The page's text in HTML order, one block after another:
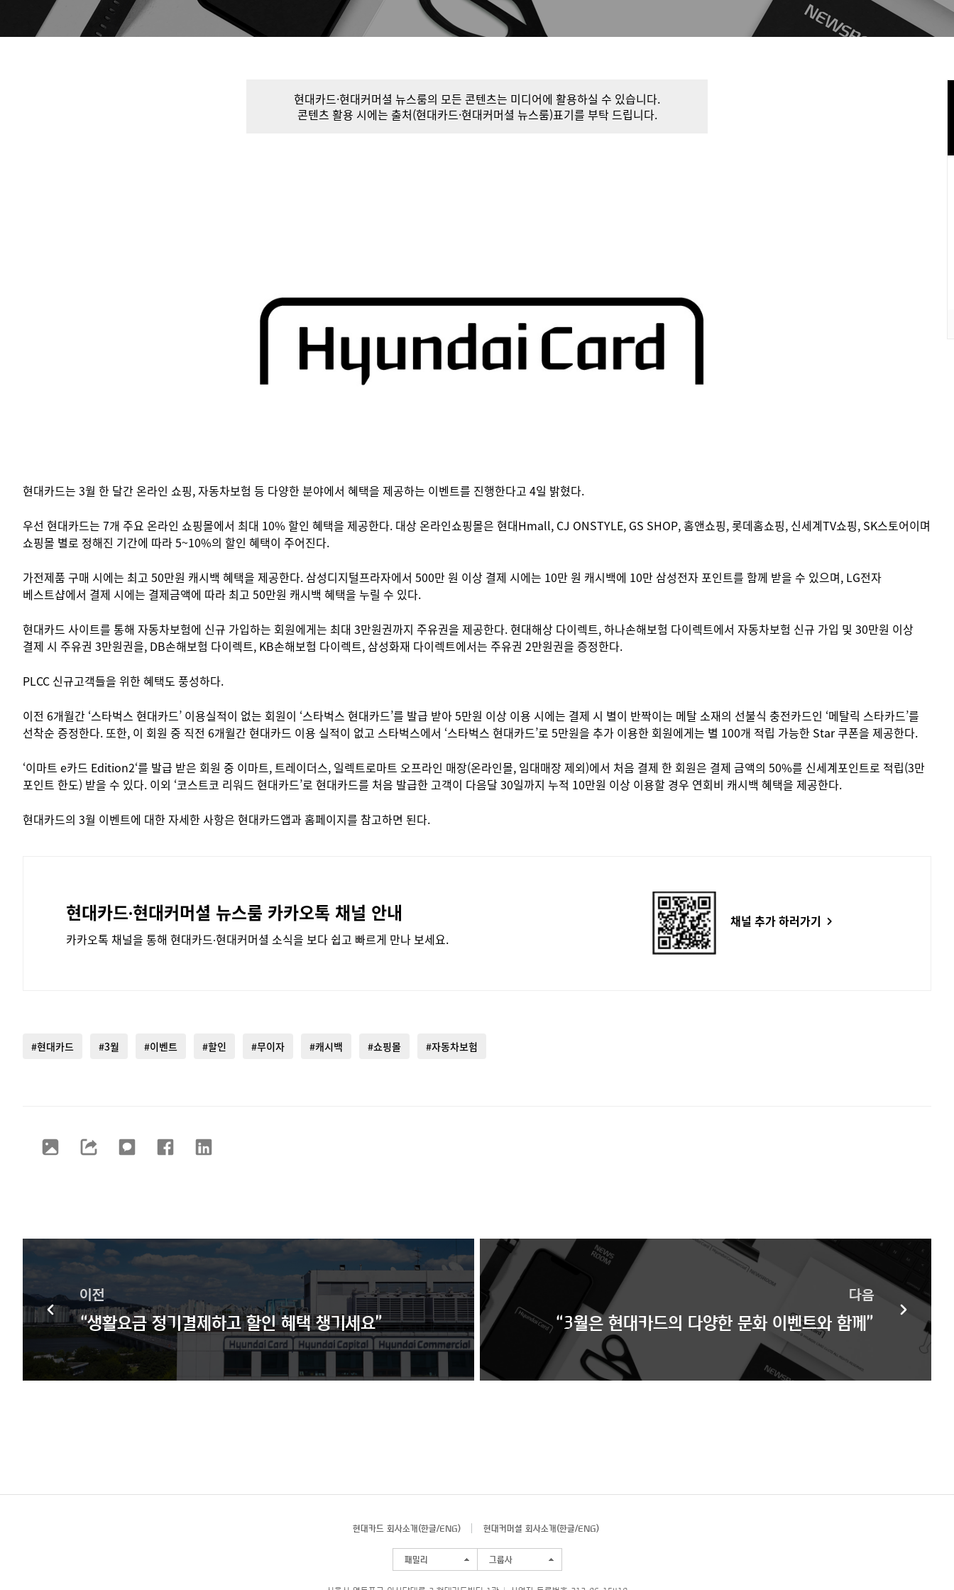
현대카드·현대커머셜 뉴스룸의 모든 콘텐츠는 미디어에 활용하실 수 있습니다.
콘텐츠 활용 시에는 출처(현대카드·현대커머셜 뉴스룸)표기를 부탁 드립니다.
현대카드는 3월 한 달간 온라인 쇼핑, 자동차보험 등 다양한 분야에서 혜택을 제공하는 이벤트를 진행한다고 4일 밝혔다.
우선 현대카드는 7개 주요 온라인 쇼핑몰에서 최대 10% 할인 혜택을 제공한다. 대상 온라인쇼핑몰은 현대Hmall, CJ ONSTYLE, GS SHOP, 홈앤쇼핑, 롯데홈쇼핑, 신세계TV쇼핑, SK스토어이며
쇼핑몰 별로 정해진 기간에 따라 5~10%의 할인 혜택이 주어진다.
가전제품 구매 시에는 최고 50만원 캐시백 혜택을 제공한다. 삼성디지털프라자에서 500만 원 이상 결제 시에는 10만 원 캐시백에 10만 삼성전자 포인트를 함께 받을 수 있으며, LG전자
베스트샵에서 결제 시에는 결제금액에 따라 최고 50만원 캐시백 혜택을 누릴 수 있다.
현대카드 사이트를 통해 자동차보험에 신규 가입하는 회원에게는 최대 3만원권까지 주유권을 제공한다. 현대해상 다이렉트, 하나손해보험 다이렉트에서 자동차보험 신규 가입 및 30만원 이상
결제 시 주유권 3만원권을, DB손해보험 다이렉트, KB손해보험 다이렉트, 삼성화재 다이렉트에서는 주유권 2만원권을 증정한다.
PLCC 신규고객들을 위한 혜택도 풍성하다.
이전 6개월간 ‘스타벅스 현대카드’ 이용실적이 없는 회원이 ‘스타벅스 현대카드’를 발급 받아 5만원 이상 이용 시에는 결제 시 별이 반짝이는 메탈 소재의 선불식 충전카드인 ‘메탈릭 스타카드’를
선착순 증정한다. 또한, 이 회원 중 직전 6개월간 현대카드 이용 실적이 없고 스타벅스에서 ‘스타벅스 현대카드’로 5만원을 추가 이용한 회원에게는 별 100개 적립 가능한 Star 쿠폰을 제공한다.
‘이마트 e카드 Edition2‘를 발급 받은 회원 중 이마트, 트레이더스, 일렉트로마트 오프라인 매장(온라인몰, 임대매장 제외)에서 처음 결제 한 회원은 결제 금액의 50%를 신세계포인트로 적립(3만
포인트 한도) 받을 수 있다. 이외 ‘코스트코 리워드 현대카드’로 현대카드를 처음 발급한 고객이 다음달 30일까지 누적 10만원 이상 이용할 경우 연회비 캐시백 혜택을 제공한다.
현대카드의 3월 이벤트에 대한 자세한 사항은 현대카드앱과 홈페이지를 참고하면 된다.
현대카드∙현대커머셜 뉴스룸 카카오톡 채널 안내
카카오톡 채널을 통해 현대카드∙현대커머셜 소식을 보다 쉽고 빠르게 만나 보세요.
채널 추가 하러가기
#현대카드 #3월 #이벤트 #할인 #무이자 #캐시백 #쇼핑몰 #자동차보험
이전
“생활요금 정기결제하고 할인 혜택 챙기세요”
다음
“3월은 현대카드의 다양한 문화 이벤트와 함께”
현대카드 회사소개(한글/ENG) 현대커머셜 회사소개(한글/ENG)
패밀리 그룹사